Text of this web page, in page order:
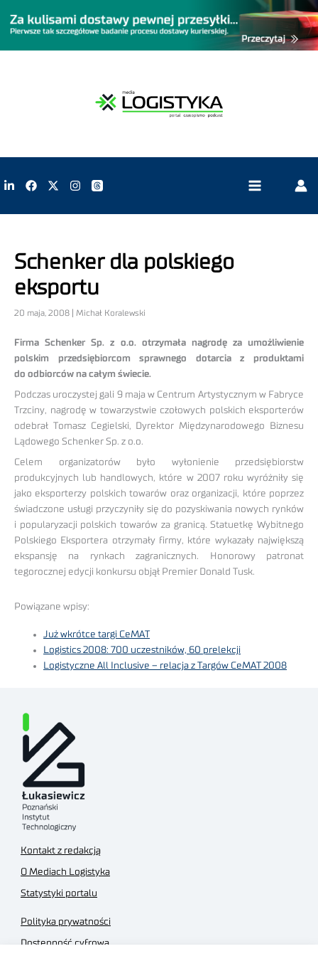
Schenker dla polskiego
eksportu
20 maja, 2008 | Michał Koralewski
Firma Schenker Sp. z o.o. otrzymała nagrodę za umożliwienie
polskim przedsiębiorcom sprawnego dotarcia z produktami
do odbiorców na całym świecie.
Podczas uroczystej gali 9 maja w Centrum Artystycznym w Fabryce
Trzciny, nagrodę w towarzystwie czołowych polskich eksporterów
odebrał Tomasz Cegielski, Dyrektor Międzynarodowego Biznesu
Lądowego Schenker Sp. z o.o.
Celem organizatorów było wyłonienie przedsiębiorstw
produkcyjnych lub handlowych, które w 2007 roku wyróżniły się
jako eksporterzy polskich towarów oraz organizacji, które poprzez
świadczone usługi przyczyniły się do pozyskiwania nowych rynków
i popularyzacji polskich towarów za granicą. Statuetkę Wybitnego
Polskiego Eksportera otrzymały firmy, które wykazały największą
ekspansję na rynkach zagranicznych. Honorowy patronat
tegorocznej edycji konkursu objął Premier Donald Tusk.
Powiązane wpisy:
Już wkrótce targi CeMAT
Logistics 2008: 700 uczestników, 60 prelekcji
Logistyczne All Inclusive – relacja z Targów CeMAT 2008
Kontakt z redakcją
O Mediach Logistyka
Statystyki portalu
Polityka prywatności
Dostępność cyfrowa